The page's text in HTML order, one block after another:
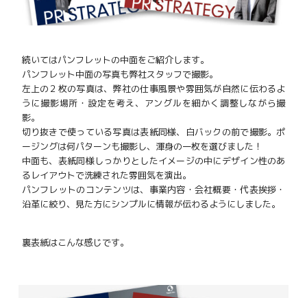
続いてはパンフレットの中面をご紹介します。
パンフレット中面の写真も弊社スタッフで撮影。
左上の２枚の写真は、弊社の仕事風景や雰囲気が自然に伝わるよ
うに撮影場所・設定を考え、アングルを細かく調整しながら撮
影。
切り抜きで使っている写真は表紙同様、白バックの前で撮影。ポ
ージングは何パターンも撮影し、渾身の一枚を選びました！
中面も、表紙同様しっかりとしたイメージの中にデザイン性のあ
るレイアウトで洗練された雰囲気を演出。
パンフレットのコンテンツは、事業内容・会社概要・代表挨拶・
沿革に絞り、見た方にシンプルに情報が伝わるようにしました。
裏表紙はこんな感じです。